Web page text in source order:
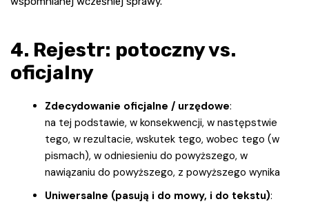
4. Rejestr: potoczny vs.
oficjalny
Zdecydowanie oficjalne / urzędowe:
na tej podstawie, w konsekwencji, w następstwie
tego, w rezultacie, wskutek tego, wobec tego (w
pismach), w odniesieniu do powyższego, w
nawiązaniu do powyższego, z powyższego wynika
Uniwersalne (pasują i do mowy, i do tekstu):